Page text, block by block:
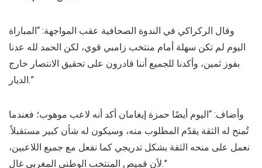
وقال الركراكي في الندوة الصحافية عقب المواجهة: “المباراة
اليوم لم تكن سهلة أمام منتخب زامبي قوي، لكن الحمد لله عدنا
بفوز ثمين، وأكدنا للجميع أننا قادرون على تحقيق الانتصار خارج
الديار.”
وأضاف: “اليوم أيضًا حمزة إيغامان أكد أنه لاعب موهوب؛ فعندما
تُمنح له الثقة يقدّم المطلوب منه، وسيكون له شأن كبير مستقبلاً.
نعمل على منحه الثقة بشكل تدريجي كما نفعل مع جميع اللاعبين،
لأن قميص المنتخب الوطني المغربي غالٍ.”